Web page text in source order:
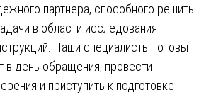
партнера, способного решить
в области исследования
Наши специалисты готовы
в день обращения, провести
и приступить к подготовке